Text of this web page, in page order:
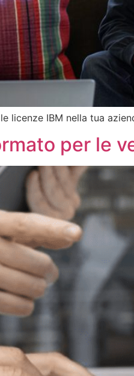
licenze IBM nella tua
per le